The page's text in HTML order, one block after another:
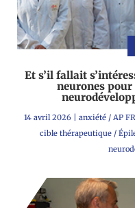
Et s’il fallait
neurones
14 avril 2026 | anxiété / AP
cible thérapeutique/